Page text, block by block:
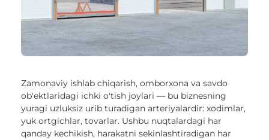
Zamonaviy ishlab chiqarish, omborxona va savdo
ob'ektlaridagi ichki o'tish joylari — bu biznesning
yuragi uzluksiz urib turadigan arteriyalardir: xodimlar,
yuk ortgichlar, tovarlar. Ushbu nuqtalardagi har
qanday kechikish, harakatni sekinlashtiradigan har